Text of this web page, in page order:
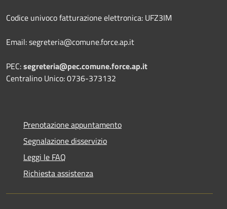
Codice univoco fatturazione elettronica: UFZ3IM
Email: segreteria@comune.force.ap.it
PEC:segreteria@pec.comune.force.ap.it
Centralino Unico: 0736-373132
Prenotazione appuntamento
Segnalazione disservizio
Leggi le FAQ
Richiesta assistenza